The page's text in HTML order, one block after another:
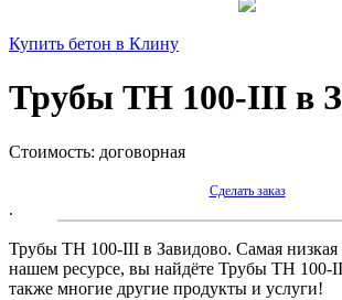
Купить бетон в Клину
Трубы ТН 100-III в
Cтоимость: договорная
Сделать заказ
.
Трубы ТН 100-III в Завидово. Самая низкая
нашем ресурсе, вы найдёте Трубы ТН 100-
также многие другие продукты и услуги!